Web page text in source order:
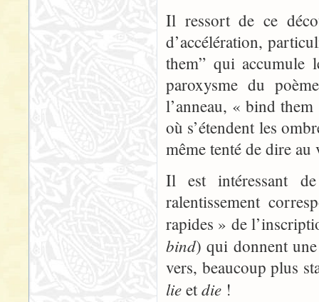
Il ressort de ce
d’accélération,
them” qui accumule
paroxysme du
l’anneau, « bind
où s’étendent les
même tenté de dire
Il est intéressant
ralentissement
rapides » de
bind) qui donnent
vers, beaucoup plus
lie etdie !